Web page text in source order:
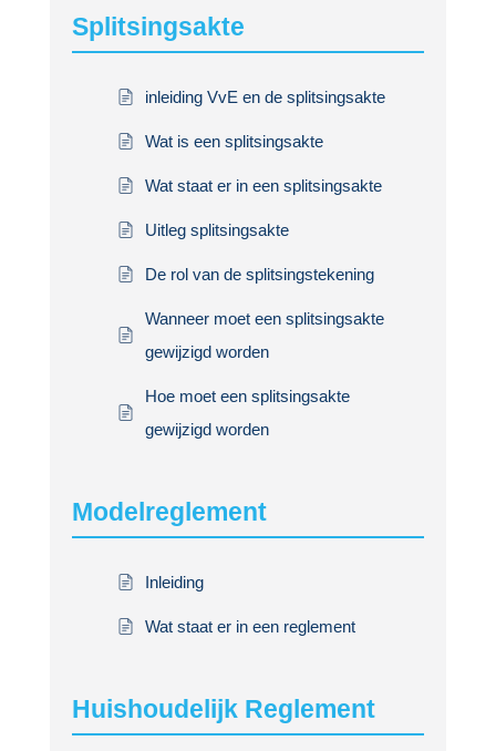
Splitsingsakte
inleiding VvE en de splitsingsakte
Wat is een splitsingsakte
Wat staat er in een splitsingsakte
Uitleg splitsingsakte
De rol van de splitsingstekening
Wanneer moet een splitsingsakte
gewijzigd worden
Hoe moet een splitsingsakte
gewijzigd worden
Modelreglement
Inleiding
Wat staat er in een reglement
Huishoudelijk Reglement